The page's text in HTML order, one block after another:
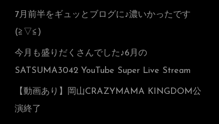
7月前半をギュッとブログに♪濃いかったです
(≧▽≦)
今月も盛りだくさんでした♪6月の
SATSUMA3042 YouTube Super Live Stream
【動画あり】岡山CRAZYMAMA KINGDOM公
演終了